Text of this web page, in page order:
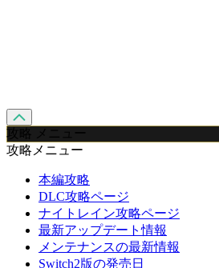
攻略 メニュー
攻略メニュー
本編攻略
DLC攻略ページ
ナイトレイン攻略ページ
最新アップデート情報
メンテナンスの最新情報
Switch2版の発売日